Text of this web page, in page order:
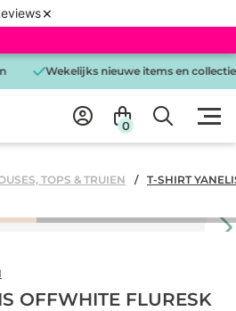
×
Wekelijks nieuwe items en collecties
0
TOPS & TRUIEN T-SHIRT
OFFWHITE FLURESK